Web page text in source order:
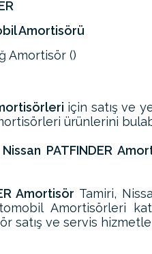
Amortisörü
Amortisör ()
için satış ve
ürünlerini
Nissan PATFINDER
Amortisör Tamiri,
Amortisörleri
satış ve servis